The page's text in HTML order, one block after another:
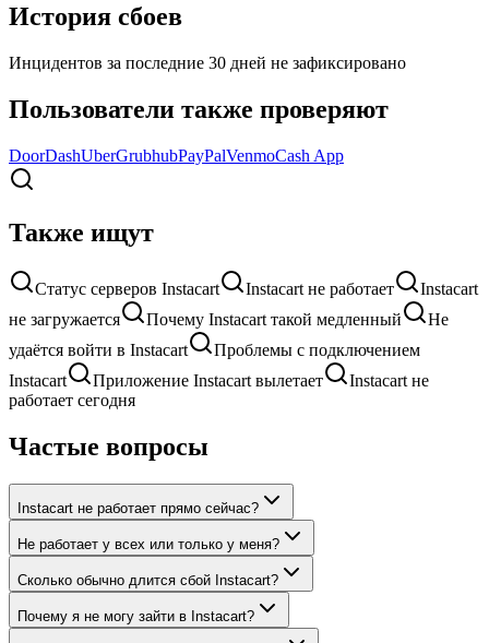
История сбоев
Инцидентов за последние 30 дней не зафиксировано
Пользователи также проверяют
DoorDashUberGrubhubPayPalVenmoCash App
Также ищут
Статус серверов Instacart Instacart не работает
Instacart
не загружается
Почему Instacart такой медленный
Не
удаётся войти в Instacart
Проблемы с подключением
Instacart
Приложение Instacart вылетает
Instacart не
работает сегодня
Частые вопросы
Instacart не работает прямо сейчас?
Не работает у всех или только у меня?
Сколько обычно длится сбой Instacart?
Почему я не могу зайти в Instacart?